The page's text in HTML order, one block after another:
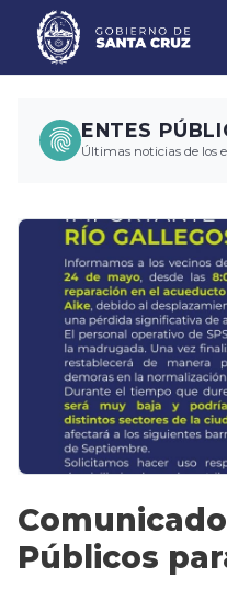
ENTES
Últimas noticias de los
Públicos